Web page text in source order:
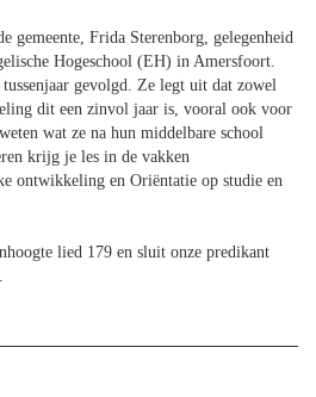
gemeente, Frida Sterenborg, gelegenheid
Hogeschool (EH) in Amersfoort.
gevolgd. Ze legt uit dat zowel
dit een zinvol jaar is, vooral ook voor
wat ze na hun middelbare school
krijg je les in de vakken
ontwikkeling en Oriëntatie op studie en
lied 179 en sluit onze predikant